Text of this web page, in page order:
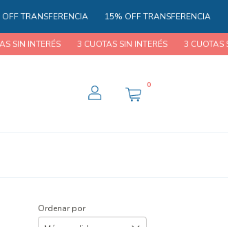
15% OFF TRANSFERENCIA 15% OFF
3 CUOTAS SIN INTERÉS 3 CUOTAS SIN INTERÉS
0
Ordenar por